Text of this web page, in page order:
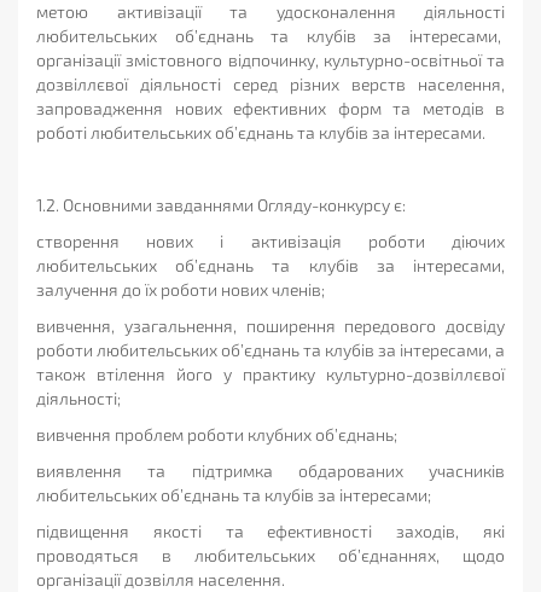
метою активізації та удосконалення діяльності
любительських об’єднань та клубів за інтересами,
організації змістовного відпочинку, культурно-освітньої та
дозвіллєвої діяльності серед різних верств населення,
запровадження нових ефективних форм та методів в
роботі любительських об’єднань та клубів за інтересами.
1.2. Основними завданнями Огляду-конкурсу є:
створення нових і активізація роботи діючих
любительських об’єднань та клубів за інтересами,
залучення до їх роботи нових членів;
вивчення, узагальнення, поширення передового досвіду
роботи любительських об’єднань та клубів за інтересами, а
також втілення його у практику культурно-дозвіллєвої
діяльності;
вивчення проблем роботи клубних об’єднань;
виявлення та підтримка обдарованих учасників
любительських об’єднань та клубів за інтересами;
підвищення якості та ефективності заходів, які
проводяться в любительських об’єднаннях, щодо
організації дозвілля населення.